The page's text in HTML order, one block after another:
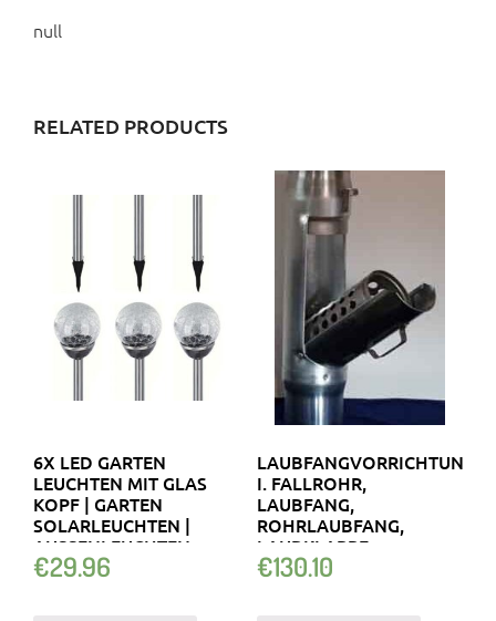
null
RELATED PRODUCTS
6X LED GARTEN
LEUCHTEN MIT GLAS
KOPF | GARTEN
SOLARLEUCHTEN |
AUSSENLEUCHTEN
€29.96
LAUBFANGVORRICHTUNG
I. FALLROHR,
LAUBFANG,
ROHRLAUBFANG,
LAUBKLAPPE
€130.10